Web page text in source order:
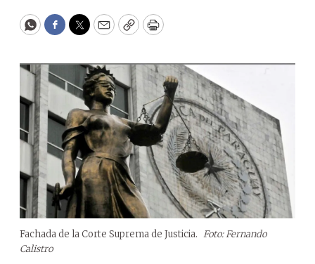
WhatsApp
Facebook
Twitter
EmailCopyPrint
Fachada de la Corte Suprema de Justicia. Foto: Fernando
Calistro